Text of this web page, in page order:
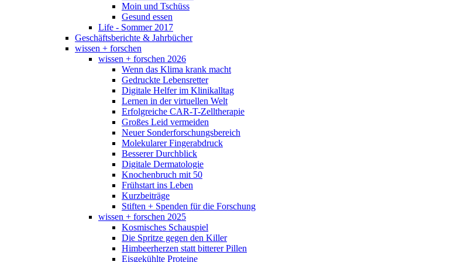
Moin und Tschüss
Gesund essen
Life - Sommer 2017
Geschäftsberichte & Jahrbücher
wissen + forschen
wissen + forschen 2026
Wenn das Klima krank macht
Gedruckte Lebensretter
Digitale Helfer im Klinikalltag
Lernen in der virtuellen Welt
Erfolgreiche CAR-T-Zelltherapie
Großes Leid vermeiden
Neuer Sonderforschungsbereich
Molekularer Fingerabdruck
Besserer Durchblick
Digitale Dermatologie
Knochenbruch mit 50
Frühstart ins Leben
Kurzbeiträge
Stiften + Spenden für die Forschung
wissen + forschen 2025
Kosmisches Schauspiel
Die Spritze gegen den Killer
Himbeerherzen statt bitterer Pillen
Eisgekühlte Proteine